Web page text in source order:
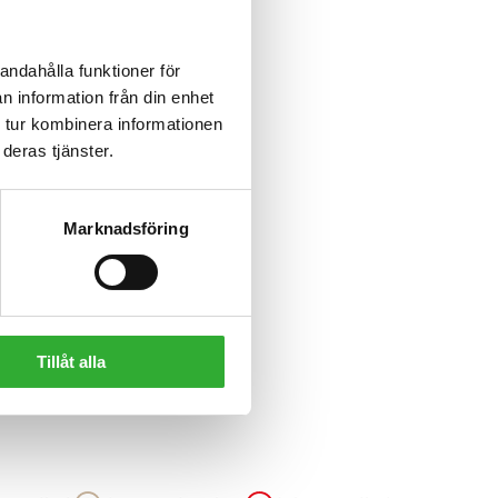
funktioner för
information från din enhet
kombinera informationen
tjänster.
Marknadsföring
Tillåt alla